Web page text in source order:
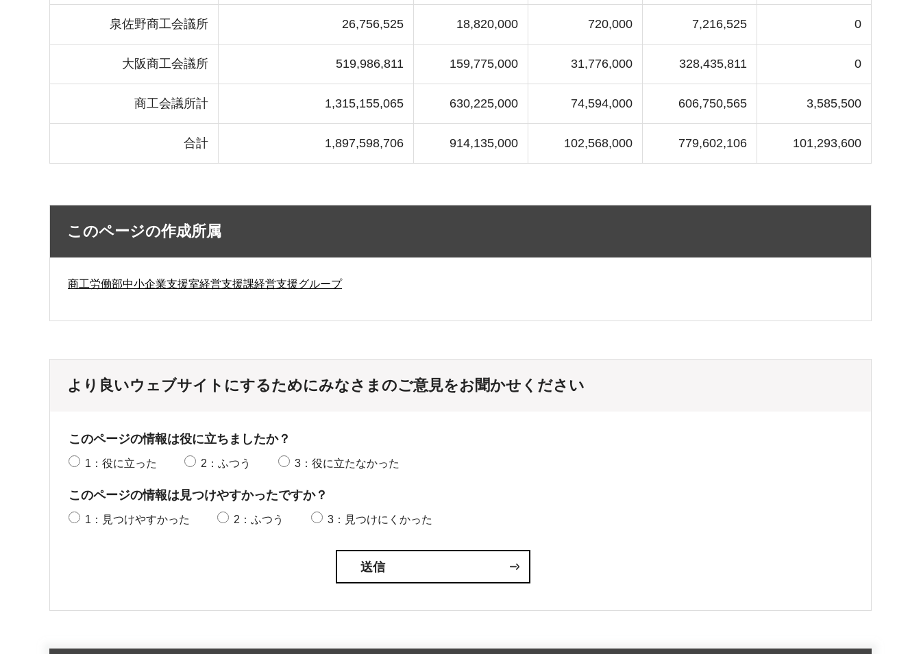
泉佐野商工会議所 26,756,525 18,820,000 720,000 7,216,525 0
大阪商工会議所 519,986,811 159,775,000 31,776,000 328,435,811 0
商工会議所計 1,315,155,065 630,225,000 74,594,000 606,750,565 3,585,500
合計 1,897,598,706 914,135,000 102,568,000 779,602,106 101,293,600
このページの作成所属
商工労働部中小企業支援室経営支援課経営支援グループ
より良いウェブサイトにするためにみなさまのご意見をお聞かせください
このページの情報は役に立ちましたか？
1：役に立った 2：ふつう 3：役に立たなかった
このページの情報は見つけやすかったですか？
1：見つけやすかった 2：ふつう 3：見つけにくかった